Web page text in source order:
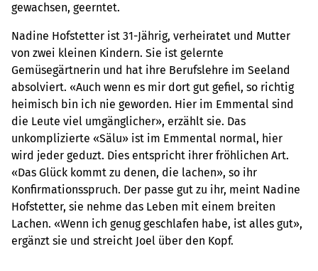
gewachsen, geerntet.
Nadine Hofstetter ist 31-Jährig, verheiratet und Mutter
von zwei kleinen Kindern. Sie ist gelernte
Gemüsegärtnerin und hat ihre Berufslehre im Seeland
absolviert. «Auch wenn es mir dort gut gefiel, so richtig
heimisch bin ich nie geworden. Hier im Emmental sind
die Leute viel umgänglicher», erzählt sie. Das
unkomplizierte «Sälu» ist im Emmental normal, hier
wird jeder geduzt. Dies entspricht ihrer fröhlichen Art.
«Das Glück kommt zu denen, die lachen», so ihr
Konfirmationsspruch. Der passe gut zu ihr, meint Nadine
Hofstetter, sie nehme das Leben mit einem breiten
Lachen. «Wenn ich genug geschlafen habe, ist alles gut»,
ergänzt sie und streicht Joel über den Kopf.